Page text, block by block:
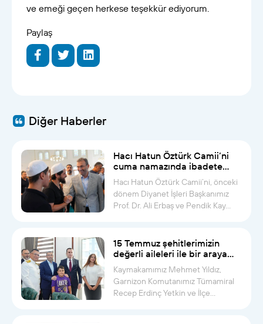
ve emeği geçen herkese teşekkür ediyorum.
Paylaş
Diğer Haberler
Hacı Hatun Öztürk Camii’ni
cuma namazında ibadete
açtık
Hacı Hatun Öztürk Camii’ni, önceki
dönem Diyanet İşleri Başkanımız
Prof. Dr. Ali Erbaş ve Pendik Kay...
15 Temmuz şehitlerimizin
değerli aileleri ile bir araya
geldik
Kaymakamımız Mehmet Yıldız,
Garnizon Komutanımız Tümamiral
Recep Erdinç Yetkin ve İlçe